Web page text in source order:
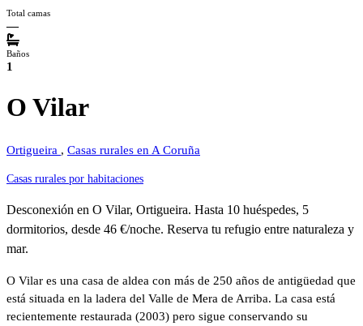
Total camas
—
Baños
1
O Vilar
Ortigueira , Casas rurales en A Coruña
Casas rurales por habitaciones
Desconexión en O Vilar, Ortigueira. Hasta 10 huéspedes, 5
dormitorios, desde 46 €/noche. Reserva tu refugio entre naturaleza y
mar.
O Vilar es una casa de aldea con más de 250 años de antigüedad que
está situada en la ladera del Valle de Mera de Arriba. La casa está
recientemente restaurada (2003) pero sigue conservando su